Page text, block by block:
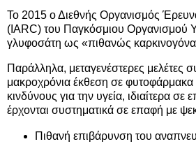
Το 2015 ο Διεθνής Οργανισμός
(IARC) του Παγκόσμιου Οργανισμού
γλυφοσάτη ως «πιθανώς
Παράλληλα, μεταγενέστερες μελέτες
μακροχρόνια έκθεση σε φυτοφάρμακα
κινδύνους για την υγεία, ιδιαίτερα σε
έρχονται συστηματικά σε επαφή με
Πιθανή επιβάρυνση του